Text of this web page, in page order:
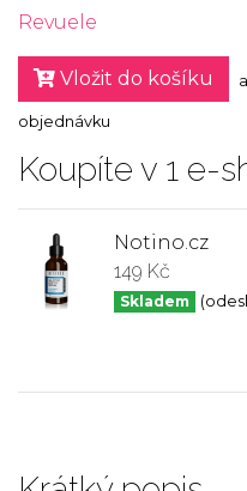
Revuele
Vložit do košíku
objednávku
Koupíte v 1 e-
Notino.cz
149 Kč
Skladem